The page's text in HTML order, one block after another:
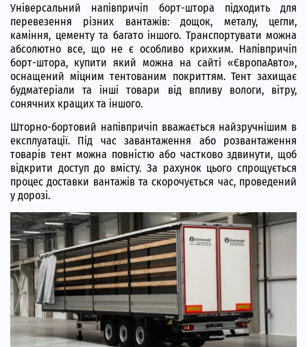
Універсальний напівпричіп борт-штора підходить для
перевезення різних вантажів: дощок, металу, цегли,
каміння, цементу та багато іншого. Транспортувати можна
абсолютно все, що не є особливо крихким. Напівпричіп
борт-штора, купити який можна на сайті «ЄвропаАвто»,
оснащений міцним тентованим покриттям. Тент захищає
будматеріали та інші товари від впливу вологи, вітру,
сонячних кращих та іншого.
Шторно-бортовий напівпричіп вважається найзручнішим в
експлуатації. Під час завантаження або розвантаження
товарів тент можна повністю або частково здвинути, щоб
відкрити доступ до вмісту. За рахунок цього спрощується
процес доставки вантажів та скорочується час, проведений
у дорозі.